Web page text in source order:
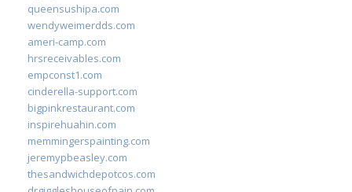
queensushipa.com
wendyweimerdds.com
ameri-camp.com
hrsreceivables.com
empconst1.com
cinderella-support.com
bigpinkrestaurant.com
inspirehuahin.com
memmingerspainting.com
jeremypbeasley.com
thesandwichdepotcos.com